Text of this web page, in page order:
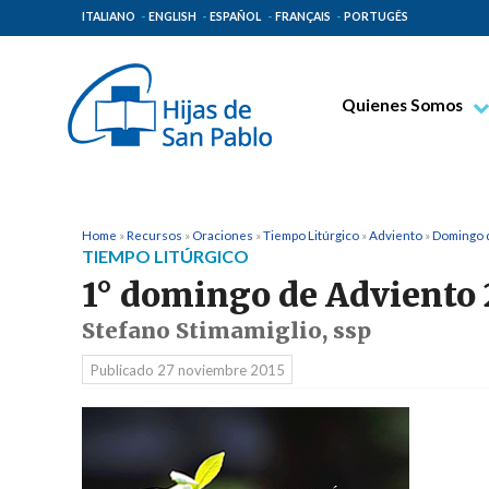
ITALIANO ENGLISH ESPAÑOL FRANÇAIS PORTUGÊS
Quienes Somos
Lugares de Origen
Gobierno General
Home »Recursos » Oraciones »Tiempo Litúrgico »Adviento »Domingo
TIEMPO LITÚRGICO
1° domingo de Adviento
Stefano Stimamiglio, ssp
Publicado 27 noviembre 2015